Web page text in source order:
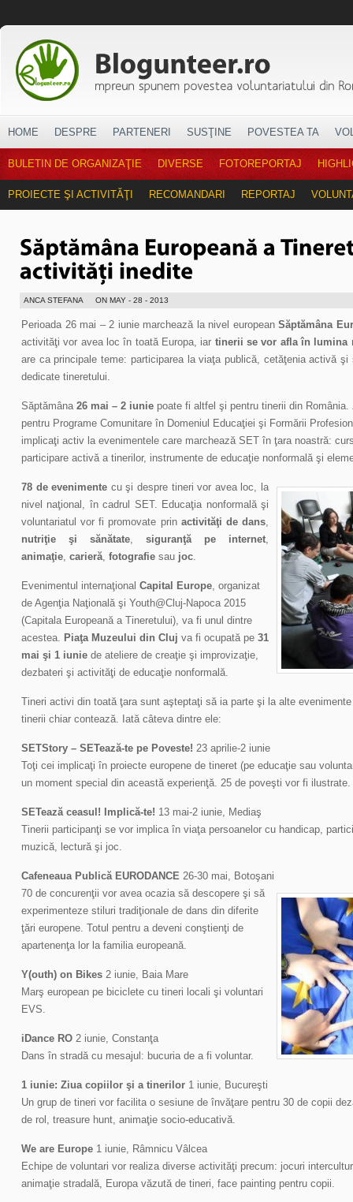
HOME DESPRE PARTENERI SUSŢINE POVESTEA TA
BULETIN DE ORGANIZAŢIE DIVERSE FOTOREPORTAJ
PROIECTE ŞI ACTIVITĂŢI RECOMANDARI REPORTAJ
ANCA STEFANA ON MAY - 28 - 2013
Perioada 26 mai – 2 iunie marchează la nivel european Săptămâna
activităţi vor avea loc în toată Europa, iar tinerii se vor afla în lumina
are ca principale teme: participarea la viaţa publică, cetăţenia activă şi
dedicate tineretului.
Săptămâna 26 mai – 2 iunie poate fi altfel şi pentru tinerii din România.
pentru Programe Comunitare în Domeniul Educaţiei şi Formării
implicaţi activ la evenimentele care marchează SET în ţara noastră:
participare activă a tinerilor, instrumente de educaţie nonformală şi
78 de evenimente cu şi despre tineri vor avea loc, la
nivel naţional, în cadrul SET. Educaţia nonformală şi
voluntariatul vor fi promovate prin activităţi de dans,
nutriţie şi sănătate, siguranţă pe internet,
animaţie, carieră, fotografie sau joc.
Evenimentul internaţional Capital Europe, organizat
de Agenţia Naţională şi Youth@Cluj-Napoca 2015
(Capitala Europeană a Tineretului), va fi unul dintre
acestea. Piaţa Muzeului din Cluj va fi ocupată pe 31
mai şi 1 iunie de ateliere de creaţie şi improvizaţie,
dezbateri şi activităţi de educaţie nonformală.
Tineri activi din toată ţara sunt aşteptaţi să ia parte şi la alte
tinerii chiar contează. Iată câteva dintre ele:
SETStory – SETează-te pe Poveste! 23 aprilie-2 iunie
Toţi cei implicaţi în proiecte europene de tineret (pe educaţie sau
un moment special din această experienţă. 25 de poveşti vor fi ilustrate.
SETează ceasul! Implică-te! 13 mai-2 iunie, Mediaş
Tinerii participanţi se vor implica în viaţa persoanelor cu handicap,
muzică, lectură şi joc.
Cafeneaua Publică EURODANCE 26-30 mai, Botoşani
70 de concurenţii vor avea ocazia să descopere şi să
experimenteze stiluri tradiţionale de dans din diferite
ţări europene. Totul pentru a deveni conştienţi de
apartenenţa lor la familia europeană.
Y(outh) on Bikes 2 iunie, Baia Mare
Marş european pe biciclete cu tineri locali şi voluntari
EVS.
iDance RO 2 iunie, Constanţa
Dans în stradă cu mesajul: bucuria de a fi voluntar.
1 iunie: Ziua copiilor şi a tinerilor 1 iunie, Bucureşti
Un grup de tineri vor facilita o sesiune de învăţare pentru 30 de copii
de rol, treasure hunt, animaţie socio-educativă.
We are Europe 1 iunie, Râmnicu Vâlcea
Echipe de voluntari vor realiza diverse activităţi precum: jocuri
animaţie stradală, Europa văzută de tineri, face painting pentru copii.